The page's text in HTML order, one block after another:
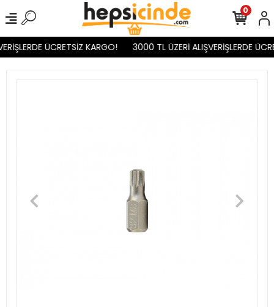
ÜCRETSİZ KARGO! 3000 TL ÜZERİ ALIŞVERİŞLERDE
0